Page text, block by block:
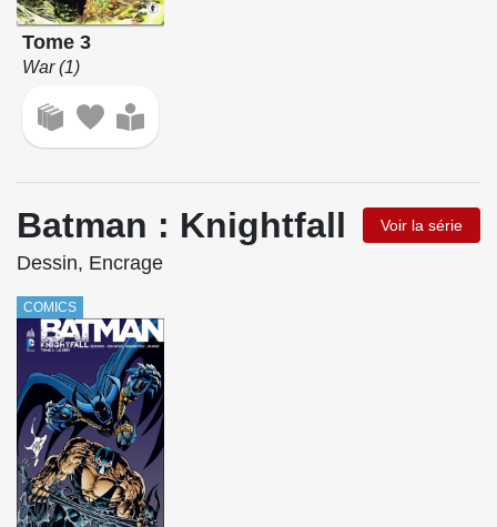
Tome 3
War (1)
Batman : Knightfall Voir la série
Dessin, Encrage
COMICS